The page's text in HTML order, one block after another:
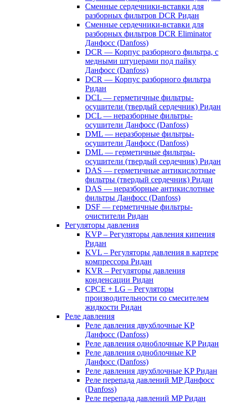
Сменные сердечники-вставки для
разборных фильтров DCR Ридан
Сменные сердечники-вставки для
разборных фильтров DCR Eliminator
Данфосс (Danfoss)
DCR — Корпус разборного фильтра, с
медными штуцерами под пайку
Данфосс (Danfoss)
DCR — Корпус разборного фильтра
Ридан
DCL — герметичные фильтры-
осушители (твердый сердечник) Ридан
DCL — неразборные фильтры-
осушители Данфосс (Danfoss)
DML — неразборные фильтры-
осушители Данфосс (Danfoss)
DML — герметичные фильтры-
осушители (твердый сердечник) Ридан
DAS — герметичные антикислотные
фильтры (твердый сердечник) Ридан
DAS — неразборные антикислотные
фильтры Данфосс (Danfoss)
DSF — герметичные фильтры-
очистители Ридан
Регуляторы давления
KVP – Регуляторы давления кипения
Ридан
KVL – Регуляторы давления в картере
компрессора Ридан
KVR – Регуляторы давления
конденсации Ридан
CPCE + LG – Регуляторы
производительности со смесителем
жидкости Ридан
Реле давления
Реле давления двухблочные KP
Данфосс (Danfoss)
Реле давления одноблочные KP Ридан
Реле давления одноблочные KP
Данфосс (Danfoss)
Реле давления двухблочные KP Ридан
Реле перепада давлений MP Данфосс
(Danfoss)
Реле перепада давлений MP Ридан